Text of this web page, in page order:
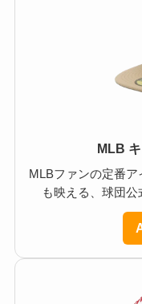
MLB
MLBファンの定番
も映える、球団公